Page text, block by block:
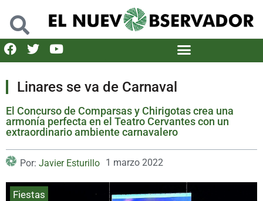
Linares se va de Carnaval
El Concurso de Comparsas y Chirigotas crea una
armonía perfecta en el Teatro Cervantes con un
extraordinario ambiente carnavalero
Por: Javier Esturillo 1 marzo 2022
Fiestas